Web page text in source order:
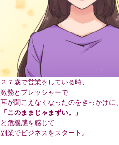
２７歳で営業をしている時、
激務とプレッシャーで
耳が聞こえなくなったのをきっかけに、
「このままじゃまずい。」
と危機感を感じて
副業でビジネスをスタート。